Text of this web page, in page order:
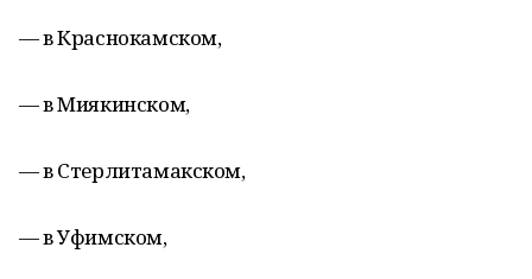
— в Краснокамском,
— в Миякинском,
— в Стерлитамакском,
— в Уфимском,